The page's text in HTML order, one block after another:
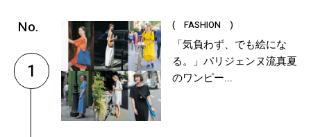
1
( FASHION )
「気負わず、でも絵にな
る。」パリジェンヌ流真夏
のワンピー...